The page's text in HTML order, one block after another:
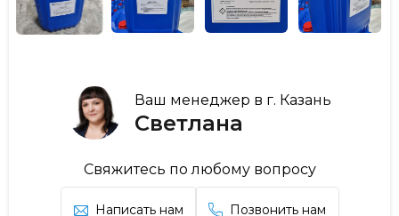
Ваш менеджер в г. Казань
Светлана
Свяжитесь по любому вопросу
Написать нам Позвонить нам